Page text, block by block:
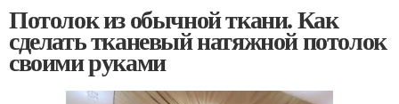
Потолок из обычной ткани. Как
сделать тканевый натяжной потолок
своими руками